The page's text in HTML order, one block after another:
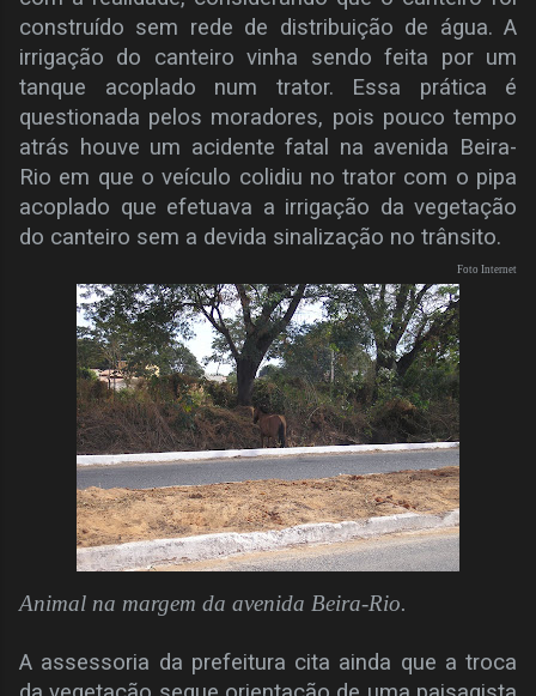
construído sem rede de distribuição de água. A
irrigação do canteiro vinha sendo feita por um
tanque acoplado num trator. Essa prática é
questionada pelos moradores, pois pouco tempo
atrás houve um acidente fatal na avenida Beira-
Rio em que o veículo colidiu no trator com o pipa
acoplado que efetuava a irrigação da vegetação
do canteiro sem a devida sinalização no trânsito.
Foto Internet
Animal na margem da avenida Beira-Rio.
A assessoria da prefeitura cita ainda que a troca